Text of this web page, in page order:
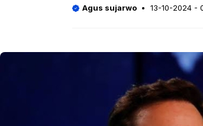
Agus sujarwo 13-10-2024 -